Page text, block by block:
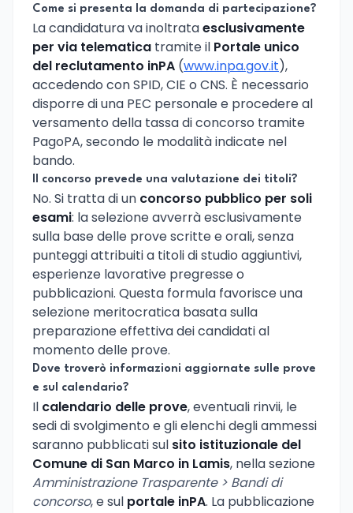
Come si presenta la domanda di partecipazione?
La candidatura va inoltrataesclusivamente
per via telematica tramite il Portale unico
del reclutamento inPA (www.inpa.gov.it),
accedendo con SPID, CIE o CNS. È necessario
disporre di una PEC personale e procedere al
versamento della tassa di concorso tramite
PagoPA, secondo le modalità indicate nel
bando.
Il concorso prevede una valutazione dei titoli?
No. Si tratta di un concorso pubblico per soli
esami: la selezione avverrà esclusivamente
sulla base delle prove scritte e orali, senza
punteggi attribuiti a titoli di studio aggiuntivi,
esperienze lavorative pregresse o
pubblicazioni. Questa formula favorisce una
selezione meritocratica basata sulla
preparazione effettiva dei candidati al
momento delle prove.
Dove troverò informazioni aggiornate sulle prove
e sul calendario?
Il calendario delle prove, eventuali rinvii, le
sedi di svolgimento e gli elenchi degli ammessi
saranno pubblicati sul sito istituzionale del
Comune di San Marco in Lamis, nella sezione
Amministrazione Trasparente > Bandi di
concorso, e sul portale inPA. La pubblicazione